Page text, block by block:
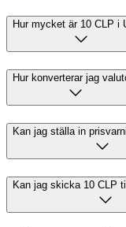
Hur mycket är 10 CLP i
Hur konverterar jag
Kan jag ställa in
Kan jag skicka 10 CLP